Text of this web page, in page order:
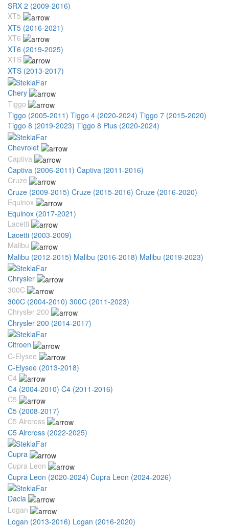
SRX 2 (2009-2016)
XT5
XT5 (2016-2021)
XT6
XT6 (2019-2025)
XTS
XTS (2013-2017)
Chery
Tiggo
Tiggo (2005-2011) Tiggo 4 (2020-2024) Tiggo 7 (2015-2020)
Tiggo 8 (2019-2023) Tiggo 8 Plus (2020-2024)
Chevrolet
Captiva
Captiva (2006-2011) Captiva (2011-2016)
Cruze
Cruze (2009-2015) Cruze (2015-2016) Cruze (2016-2020)
Equinox
Equinox (2017-2021)
Lacetti
Lacetti (2003-2009)
Malibu
Malibu (2012-2015) Malibu (2016-2018) Malibu (2019-2023)
Chrysler
300C
300C (2004-2010) 300C (2011-2023)
Chrysler 200
Chrysler 200 (2014-2017)
Citroen
C-Elysee
C-Elysee (2013-2018)
C4
C4 (2004-2010) C4 (2011-2016)
C5
C5 (2008-2017)
C5 Aircross
C5 Aircross (2022-2025)
Cupra
Cupra Leon
Cupra Leon (2020-2024) Cupra Leon (2024-2026)
Dacia
Logan
Logan (2013-2016) Logan (2016-2020)